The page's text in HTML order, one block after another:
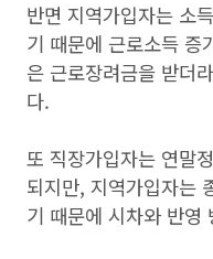
반면 지역가입자는 소
기 때문에 근로소득 증
은 근로장려금을 받더
다.
또 직장가입자는 연말
되지만, 지역가입자는
기 때문에 시차와 반영